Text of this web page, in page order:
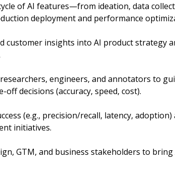
of AI features—from ideation, data
deployment and performance
decisions (accuracy, speed, cost).
initiatives.